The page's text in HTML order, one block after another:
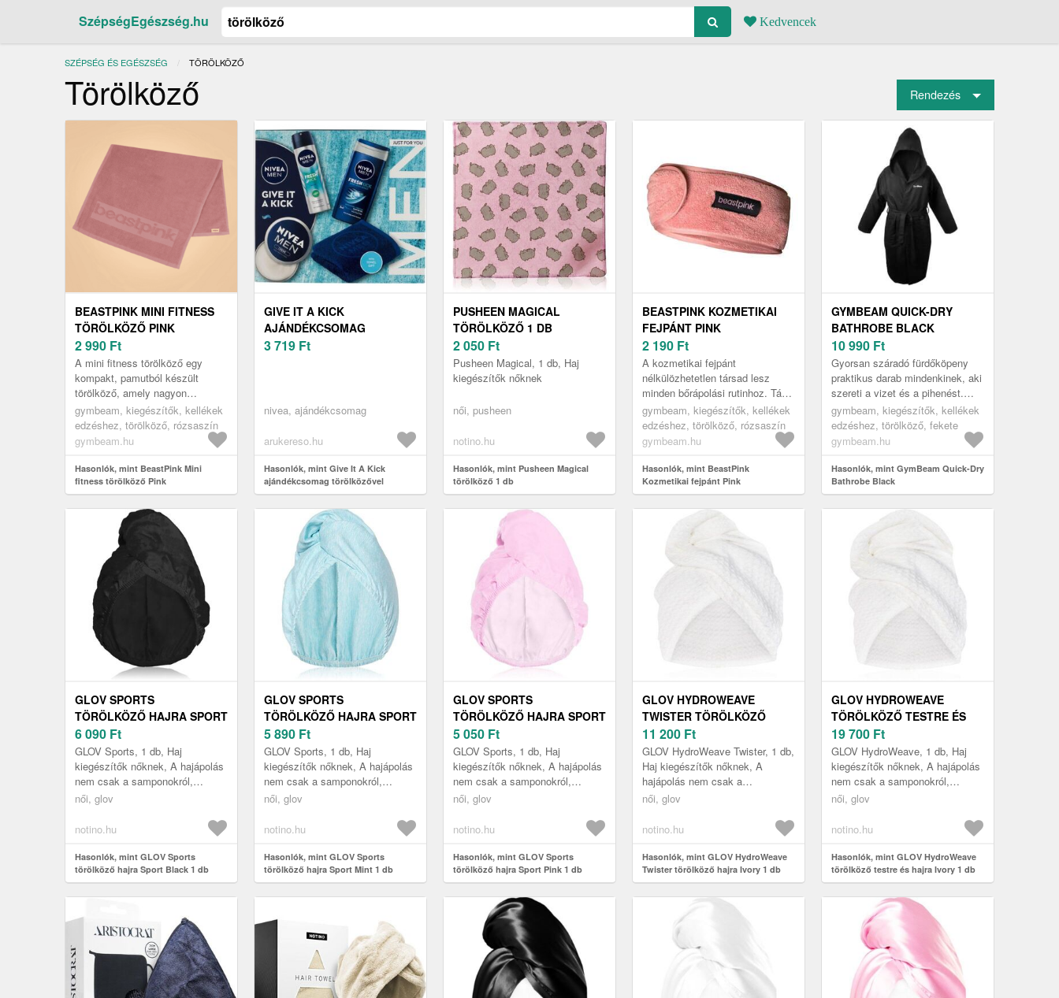
SzépségEgészség.hu Kedvencek
SZÉPSÉG ÉS EGÉSZSÉG JELENLEGI:
TÖRÖLKÖZŐ
Törölköző Rendezés
BEASTPINK MINI FITNESS
TÖRÖLKÖZŐ PINK
2 990 Ft
A mini fitness törölköző egy
kompakt, pamutból készült
törölköző, amely nagyon
kellemes a bőrhöz. Emellett jól
elvezeti a nedvességet, és
megbízhat...
gymbeam, kiegészítők, kellékek
edzéshez, törölköző, rózsaszín
gymbeam.hu
Hasonlók, mint BeastPink Mini
fitness törölköző Pink
GIVE IT A KICK
AJÁNDÉKCSOMAG
TÖRÖLKÖZŐVEL
3 719 Ft
nivea, ajándékcsomag
arukereso.hu
Hasonlók, mint Give It A Kick
ajándékcsomag törölközővel
PUSHEEN MAGICAL
TÖRÖLKÖZŐ 1 DB
2 050 Ft
Pusheen Magical, 1 db, Haj
kiegészítők nőknek
női, pusheen
notino.hu
Hasonlók, mint Pusheen Magical
törölköző 1 db
BEASTPINK KOZMETIKAI
FEJPÁNT PINK
2 190 Ft
A kozmetikai fejpánt
nélkülözhetetlen társad lesz
minden bőrápolási rutinhoz. Távol
tartja a hajat az arcodtól
tisztítás, sminkeltávolítás vagy
smi...
gymbeam, kiegészítők, kellékek
edzéshez, törölköző, rózsaszín
gymbeam.hu
Hasonlók, mint BeastPink
Kozmetikai fejpánt Pink
GYMBEAM QUICK-DRY
BATHROBE BLACK
10 990 Ft
Gyorsan száradó fürdőköpeny
praktikus darab mindenkinek, aki
szereti a vizet és a pihenést.
Poliészter és poliamid
funkcionális kombinációjából
kés...
gymbeam, kiegészítők, kellékek
edzéshez, törölköző, fekete
gymbeam.hu
Hasonlók, mint GymBeam Quick-Dry
Bathrobe Black
GLOV SPORTS
TÖRÖLKÖZŐ HAJRA SPORT
BLACK 1 DB
6 090 Ft
GLOV Sports, 1 db, Haj
kiegészítők nőknek, A hajápolás
nem csak a samponokról,
kondicionálókról, pakolásokról,
és ...
női, glov
notino.hu
Hasonlók, mint GLOV Sports
törölköző hajra Sport Black 1 db
GLOV SPORTS
TÖRÖLKÖZŐ HAJRA SPORT
MINT 1 DB
5 890 Ft
GLOV Sports, 1 db, Haj
kiegészítők nőknek, A hajápolás
nem csak a samponokról,
kondicionálókról, pakolásokról,
és ...
női, glov
notino.hu
Hasonlók, mint GLOV Sports
törölköző hajra Sport Mint 1 db
GLOV SPORTS
TÖRÖLKÖZŐ HAJRA SPORT
PINK 1 DB
5 050 Ft
GLOV Sports, 1 db, Haj
kiegészítők nőknek, A hajápolás
nem csak a samponokról,
kondicionálókról, pakolásokról,
és ...
női, glov
notino.hu
Hasonlók, mint GLOV Sports
törölköző hajra Sport Pink 1 db
GLOV HYDROWEAVE
TWISTER TÖRÖLKÖZŐ
HAJRA IVORY 1 DB
11 200 Ft
GLOV HydroWeave Twister, 1 db,
Haj kiegészítők nőknek, A
hajápolás nem csak a
samponokról, kondicionálókról,
hajto...
női, glov
notino.hu
Hasonlók, mint GLOV HydroWeave
Twister törölköző hajra Ivory 1 db
GLOV HYDROWEAVE
TÖRÖLKÖZŐ TESTRE ÉS
HAJRA IVORY 1 DB
19 700 Ft
GLOV HydroWeave, 1 db, Haj
kiegészítők nőknek, A hajápolás
nem csak a samponokról,
kondicionálókról, pakolásokról,
hajtonikokról...
női, glov
notino.hu
Hasonlók, mint GLOV HydroWeave
törölköző testre és hajra Ivory 1 db